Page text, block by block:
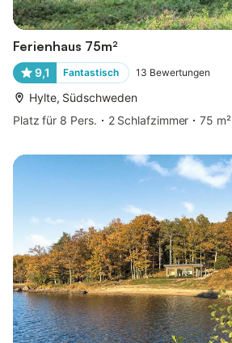
Ferienhaus 75m²
9,1 Fantastisch 13 Bewertungen
Hylte, Südschweden
Platz für 8 Pers.
2 Schlafzimmer 75 m²